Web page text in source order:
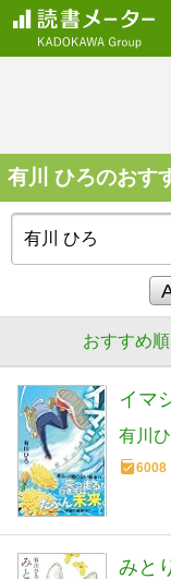
有川 ひろのおす
おすすめ順
イマ
有川
6008
みと